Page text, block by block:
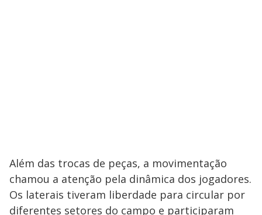
Além das trocas de peças, a movimentação
chamou a atenção pela dinâmica dos jogadores.
Os laterais tiveram liberdade para circular por
diferentes setores do campo e participaram